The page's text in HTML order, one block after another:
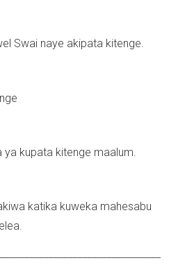
Swai naye akipata kitenge.
ya kupata kitenge maalum.
katika kuweka mahesabu